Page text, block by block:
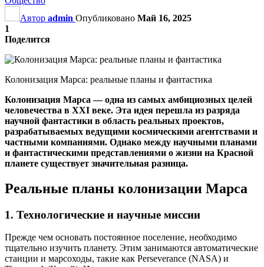
Автор admin Опубликовано Май 16, 2025
1
Поделится
Колонизация Марса: реальные планы и фантастика
Колонизация Марса — одна из самых амбициозных целей
человечества в XXI веке. Эта идея перешла из разряда
научной фантастики в область реальных проектов,
разрабатываемых ведущими космическими агентствами и
частными компаниями. Однако между научными планами
и фантастическими представлениями о жизни на Красной
планете существует значительная разница.
Реальные планы колонизации Марса
1. Технологические и научные миссии
Прежде чем основать постоянное поселение, необходимо
тщательно изучить планету. Этим занимаются автоматические
станции и марсоходы, такие как Perseverance (NASA) и